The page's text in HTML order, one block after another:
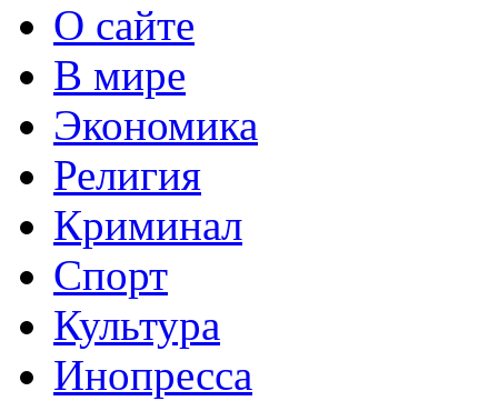
О сайте
В мире
Экономика
Религия
Криминал
Спорт
Культура
Инопресса